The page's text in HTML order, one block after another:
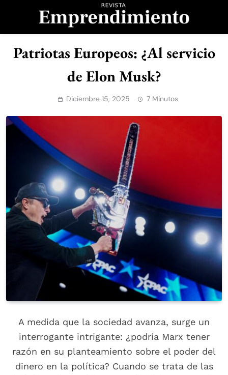
Revista
Emprendimiento
Patriotas Europeos: ¿Al servicio
de Elon Musk?
Diciembre 15, 2025 7 Minutos
A medida que la sociedad avanza, surge un
interrogante intrigante: ¿podría Marx tener
razón en su planteamiento sobre el poder del
dinero en la política? Cuando se trata de las